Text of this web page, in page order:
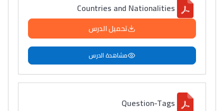
دليل التوجيه
التوجيه بالثانوي و الإعدادي
Countries and Nationalities
تحميل الدرس
مشاهدة الدرس
Question-Tags